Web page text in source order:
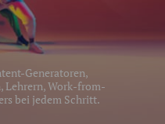
Generatoren,
Lehrern, Work-from-
bei jedem Schritt.